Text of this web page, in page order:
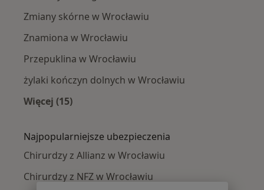
Zmiany skórne w Wrocławiu
Znamiona w Wrocławiu
Przepuklina w Wrocławiu
żylaki kończyn dolnych w Wrocławiu
Więcej (15)
Najpopularniejsze ubezpieczenia
Chirurdzy z Allianz w Wrocławiu
Chirurdzy z NFZ w Wrocławiu